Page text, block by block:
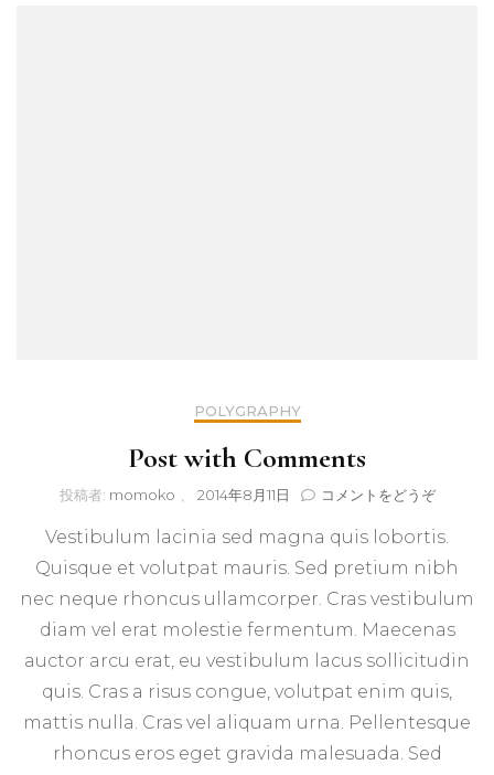
POLYGRAPHY
Post with Comments
投稿者: momoko 2014年8月11日 コメントをどうぞ(Post
Vestibulum lacinia sed magna quis lobortis.
Quisque et volutpat mauris. Sed pretium nibh
nec neque rhoncus ullamcorper. Cras vestibulum
diam vel erat molestie fermentum. Maecenas
auctor arcu erat, eu vestibulum lacus sollicitudin
quis. Cras a risus congue, volutpat enim quis,
mattis nulla. Cras vel aliquam urna. Pellentesque
rhoncus eros eget gravida malesuada. Sed